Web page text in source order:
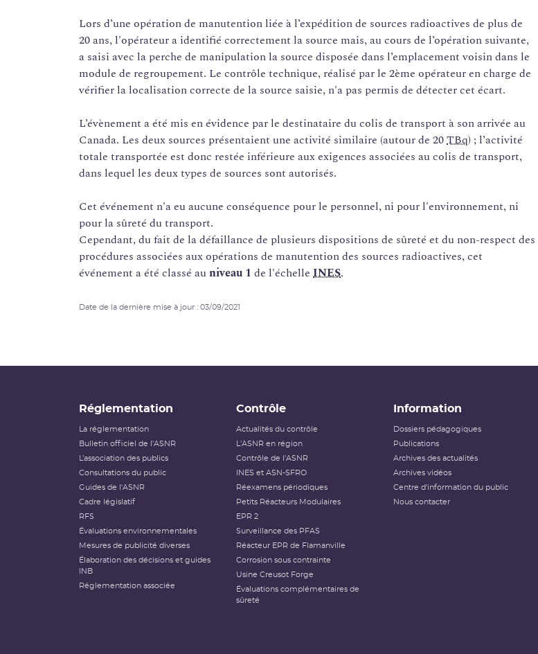
Lors d’une opération de manutention liée à l’expédition de sources radioactives de plus de
20 ans, l'opérateur a identifié correctement la source mais, au cours de l’opération suivante,
a saisi avec la perche de manipulation la source disposée dans l’emplacement voisin dans le
module de regroupement. Le contrôle technique, réalisé par le 2ème opérateur en charge de
vérifier la localisation correcte de la source saisie, n'a pas permis de détecter cet écart.
L’évènement a été mis en évidence par le destinataire du colis de transport à son arrivée au
Canada. Les deux sources présentaient une activité similaire (autour de 20TBq) ; l’activité
totale transportée est donc restée inférieure aux exigences associées au colis de transport,
dans lequel les deux types de sources sont autorisés.
Cet événement n'a eu aucune conséquence pour le personnel, ni pour l'environnement, ni
pour la sûreté du transport.
Cependant, du fait de la défaillance de plusieurs dispositions de sûreté et du non-respect des
procédures associées aux opérations de manutention des sources radioactives, cet
événement a été classé auniveau 1 de l'échelle INES.
Date de la dernière mise à jour : 03/09/2021
Réglementation
La réglementation
Bulletin officiel de l'ASNR
L’association des publics
Consultations du public
Guides de l'ASNR
Cadre législatif
RFS
Évaluations environnementales
Mesures de publicité diverses
Élaboration des décisions et guides
INB
Réglementation associée
Contrôle
Actualités du contrôle
L'ASNR en région
Contrôle de l'ASNR
INES et ASN-SFRO
Réexamens périodiques
Petits Réacteurs Modulaires
EPR 2
Surveillance des PFAS
Réacteur EPR de Flamanville
Corrosion sous contrainte
Usine Creusot Forge
Évaluations complémentaires de
sûreté
Information
Dossiers pédagogiques
Publications
Archives des actualités
Archives vidéos
Centre d'information du public
Nous contacter